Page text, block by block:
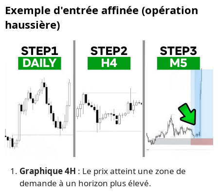
Exemple d'entrée affinée (opération
haussière)
Graphique 4H : Le prix atteint une zone de
demande à un horizon plus élevé.